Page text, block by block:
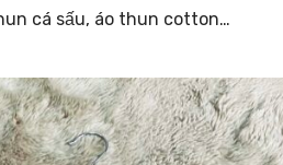
cá sấu, áo thun cotton…